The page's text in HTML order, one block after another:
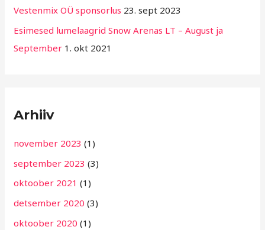
Vestenmix OÜ sponsorlus 23. sept 2023
Esimesed lumelaagrid Snow Arenas LT – August ja
September 1. okt 2021
Arhiiv
november 2023 (1)
september 2023 (3)
oktoober 2021 (1)
detsember 2020 (3)
oktoober 2020 (1)
g
i
d